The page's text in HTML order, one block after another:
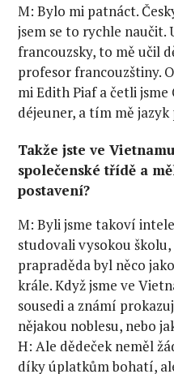
M: Bylo mi patnáct.
jsem se to rychle naučit.
francouzsky, to mě učil
profesor francouzštiny.
mi Edith Piaf a četli
déjeuner, a tím mě jazyk
Takže jste ve
společenské třídě a
postavení?
M: Byli jsme takoví
studovali vysokou
prapraděda byl něco
krále. Když jsme ve
sousedi a známí
nějakou noblesu, nebo
H: Ale dědeček neměl
díky úplatkům bohatí,